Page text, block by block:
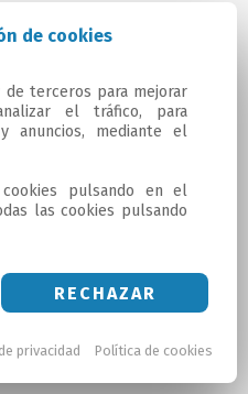
de cookies
terceros para mejorar
el tráfico, para
anuncios, mediante el
pulsando en el
las cookies pulsando
RECHAZAR
privacidad Política de cookies